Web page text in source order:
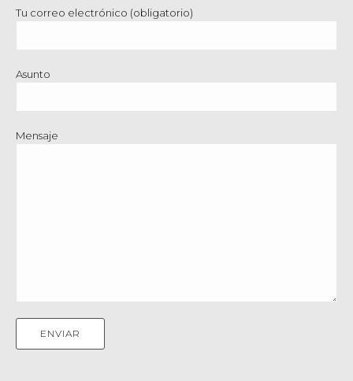
Tu correo electrónico (obligatorio)
Asunto
Mensaje